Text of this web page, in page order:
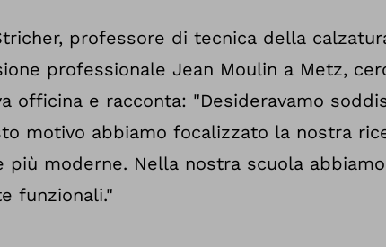
professore di tecnica della
professionale Jean Moulin a Metz,
officina e racconta: "Desideravamo
motivo abbiamo focalizzato la nostra
più moderne. Nella nostra scuola
funzionali."